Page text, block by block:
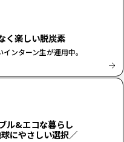
く楽しい脱炭素
ンターン生が運用中。
ル&エコな暮らし
にやさしい選択／